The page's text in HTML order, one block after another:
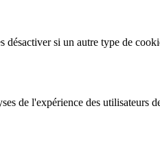
si un autre type de
de l'expérience des utilisateurs